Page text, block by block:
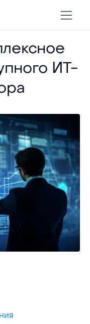
ИТ-